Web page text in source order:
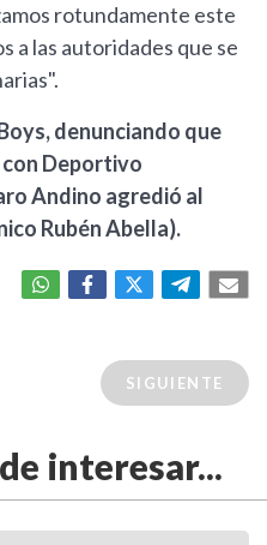
rotundamente este
a las autoridades que se
denunciando que
Deportivo
Andino agredió al
Rubén Abella).
SIGUIENTE
interesar...